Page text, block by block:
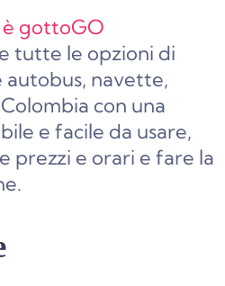
è gottoGO
tutte le opzioni di
navette,
con una
e facile da usare,
prezzi e orari e fare la